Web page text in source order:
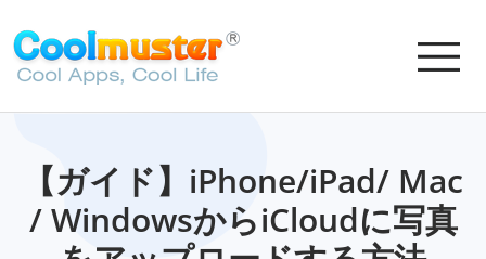
【ガイド】iPhone/iPad/ Mac
/ WindowsからiCloudに写真